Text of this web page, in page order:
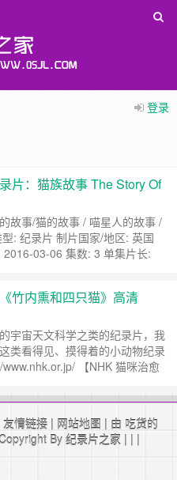
登录
片：猫族故事 The Story Of
故事/猫的故事 / 喵星人的故事 /
: 纪录片 制片国家/地区: 英国
03-06 集数: 3 单集片长:
哪些呢？生活习性有哪些异同
录及内容简介： 1 喵心狂野：我
竹内熏和四只猫》高清
宇宙天文科学之类的纪录片，我
类看得见、摸得着的小动物纪录
【NHK 猫咪治愈
对：俏俏 播放截图： 高清
址： ……
继续阅读 »
友情链接 | 网站地图 | 由 吃货的
By 纪录片之家 | | |